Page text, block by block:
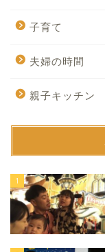
子育て
夫婦の時間
親子キッチン
1